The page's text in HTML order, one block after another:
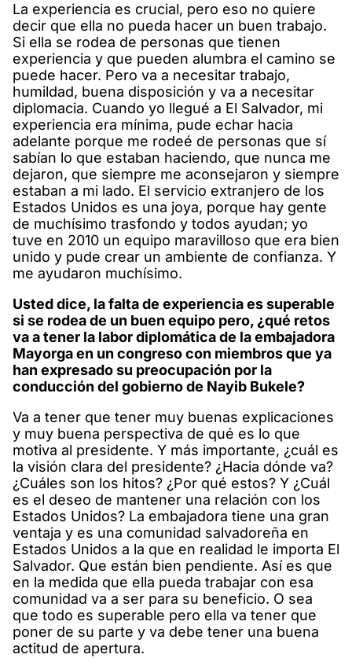
La experiencia es crucial, pero eso no quiere
decir que ella no pueda hacer un buen trabajo.
Si ella se rodea de personas que tienen
experiencia y que pueden alumbra el camino se
puede hacer. Pero va a necesitar trabajo,
humildad, buena disposición y va a necesitar
diplomacia. Cuando yo llegué a El Salvador, mi
experiencia era mínima, pude echar hacia
adelante porque me rodeé de personas que sí
sabían lo que estaban haciendo, que nunca me
dejaron, que siempre me aconsejaron y siempre
estaban a mi lado. El servicio extranjero de los
Estados Unidos es una joya, porque hay gente
de muchísimo trasfondo y todos ayudan; yo
tuve en 2010 un equipo maravilloso que era bien
unido y pude crear un ambiente de confianza. Y
me ayudaron muchísimo.
Usted dice, la falta de experiencia es superable
si se rodea de un buen equipo pero, ¿qué retos
va a tener la labor diplomática de la embajadora
Mayorga en un congreso con miembros que ya
han expresado su preocupación por la
conducción del gobierno de Nayib Bukele?
Va a tener que tener muy buenas explicaciones
y muy buena perspectiva de qué es lo que
motiva al presidente. Y más importante, ¿cuál es
la visión clara del presidente? ¿Hacia dónde va?
¿Cuáles son los hitos? ¿Por qué estos? Y ¿Cuál
es el deseo de mantener una relación con los
Estados Unidos? La embajadora tiene una gran
ventaja y es una comunidad salvadoreña en
Estados Unidos a la que en realidad le importa El
Salvador. Que están bien pendiente. Así es que
en la medida que ella pueda trabajar con esa
comunidad va a ser para su beneficio. O sea
que todo es superable pero ella va tener que
poner de su parte y va debe tener una buena
actitud de apertura.